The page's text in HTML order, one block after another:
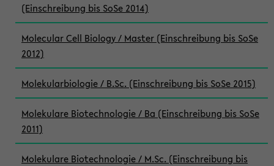
(Einschreibung bis SoSe 2014)
Molecular Cell Biology / Master (Einschreibung bis SoSe
2012)
Molekularbiologie / B.Sc. (Einschreibung bis SoSe 2015)
Molekulare Biotechnologie / Ba (Einschreibung bis SoSe
2011)
Molekulare Biotechnologie / M.Sc. (Einschreibung bis